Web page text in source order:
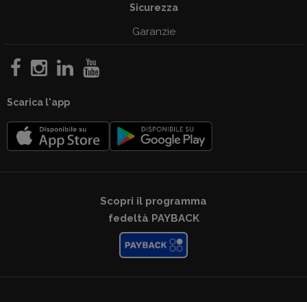
Sicurezza
Garanzie
Scarica l'app
Scopri il programma
fedeltà PAYBACK